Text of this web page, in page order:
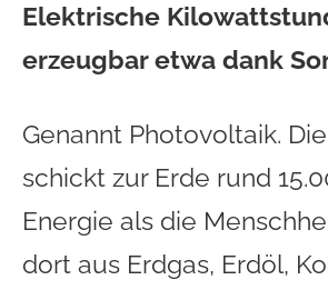
Elektrische
erzeugbar etwa dank
Genannt Photovoltaik.
schickt zur Erde rund
Energie als die
dort aus Erdgas, Erdöl,